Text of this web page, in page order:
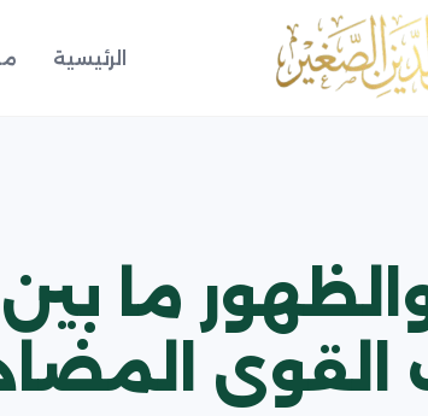
الرئيسية
والظهور ما